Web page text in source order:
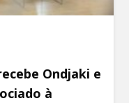
Ondjaki e
à